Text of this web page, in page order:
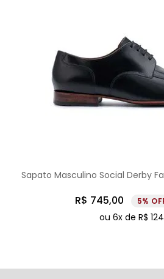
Sapato Masculino Social Derby
R$ 745,00 5%
ou 6x de R$ 124